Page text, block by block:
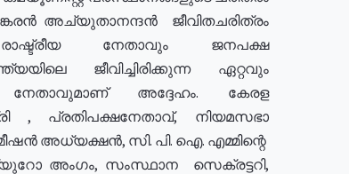
അച്യുതാനന്ദൻ ജീവിതചരിത്രം
നേതാവും ജനപക്ഷ
ജീവിച്ചിരിക്കുന്ന ഏറ്റവും
നേതാവുമാണ് അദ്ദേഹം. കേരള
, പ്രതിപക്ഷനേതാവ്, നിയമസഭാ
അധ്യക്ഷൻ, സി. പി. ഐ. എമ്മിന്റെ
അംഗം, സംസ്ഥാന സെക്രട്ടറി,